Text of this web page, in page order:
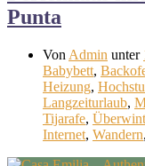
Punta
Von Admin unter
Babybett,
Heizung,
Langzeiturlaub,
Tijarafe,
Internet, Wandern,